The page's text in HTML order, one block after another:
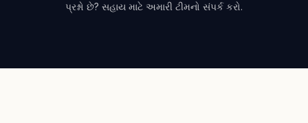
પ્રશ્નો છે? સહાય માટે અમારી ટીમનો સંપર્ક કરો.